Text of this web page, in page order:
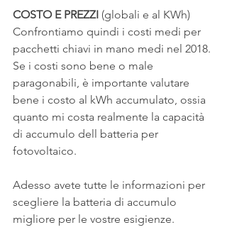
COSTO E PREZZI (globali e al KWh)
Confrontiamo quindi i costi medi per
pacchetti chiavi in mano medi nel 2018.
Se i costi sono bene o male
paragonabili, è importante valutare
bene i costo al kWh accumulato, ossia
quanto mi costa realmente la capacità
di accumulo dell batteria per
fotovoltaico.
Adesso avete tutte le informazioni per
scegliere la batteria di accumulo
migliore per le vostre esigienze.